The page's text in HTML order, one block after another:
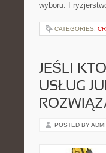
wyboru.
CATEGORIES:
JEŚLI
USŁUG
POSTED BY